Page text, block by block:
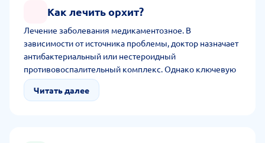
Как лечить орхит?
Лечение заболевания медикаментозное. В
зависимости от источника проблемы, доктор назначает
антибактериальный или нестероидный
противовоспалительный комплекс. Однако ключевую
роль в восстановлении играют немедикаментозные
меры. В терапию входит соблюдение постельного
Читать далее